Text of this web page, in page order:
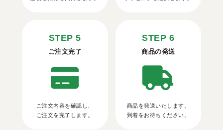
STEP 5
ご注文完了
ご注文内容を確認し、
ご注文を完了します。
STEP 6
商品の発送
商品を発送いたします。
到着をお待ちください。